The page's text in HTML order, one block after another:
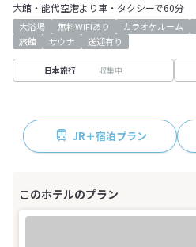
大館・能代空港より車・タクシーで60分
大浴場 無料WiFiあり カラオケルーム
旅館
サウナ 送迎有り
日本旅行 収集中
JR＋宿泊プラン